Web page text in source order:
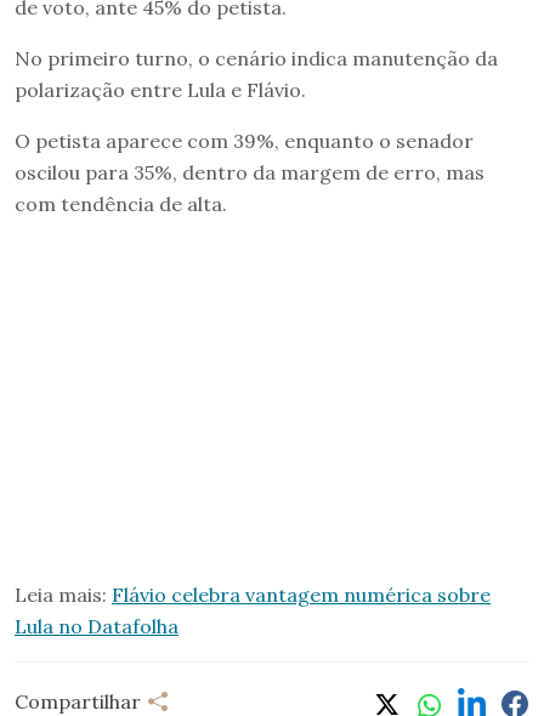
de voto, ante 45% do petista.
No primeiro turno, o cenário indica manutenção da
polarização entre Lula e Flávio.
O petista aparece com 39%, enquanto o senador
oscilou para 35%, dentro da margem de erro, mas
com tendência de alta.
Leia mais: Flávio celebra vantagem numérica sobre
Lula no Datafolha
Compartilhar